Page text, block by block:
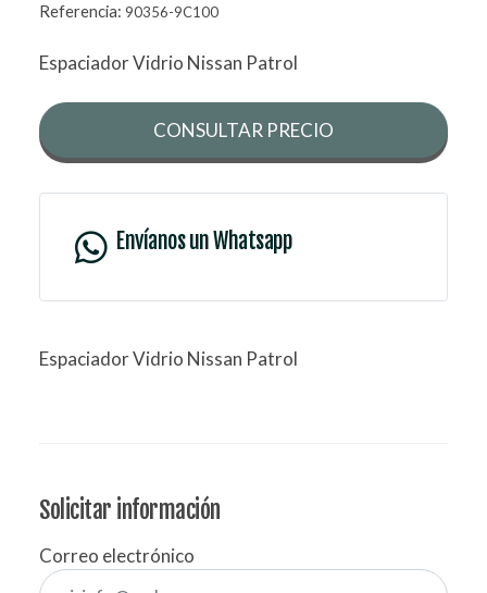
Referencia: 90356-9C100
Espaciador Vidrio Nissan Patrol
CONSULTAR PRECIO
Envíanos un Whatsapp
Espaciador Vidrio Nissan Patrol
Solicitar información
Correo electrónico